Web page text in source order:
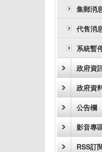
集郵消
代售消
系統暫
政府資
政府資
公告欄
影音專
RSS訂